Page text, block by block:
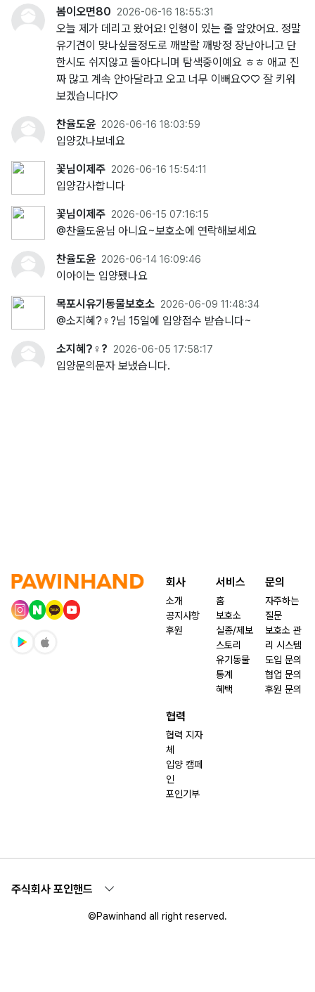
봄이오면80 2026-06-16 18:55:31
오늘 제가 데리고 왔어요! 인형이 있는 줄 알았어요. 정말
유기견이 맞나싶을정도로 깨발랄 깨방정 장난아니고 단
한시도 쉬지않고 돌아다니며 탐색중이예요 ㅎㅎ 애교 진
짜 많고 계속 안아달라고 오고 너무 이뻐요♡♡ 잘 키워
보겠습니다!♡
찬율도윤 2026-06-16 18:03:59
입양갔나보네요
꽃님이제주 2026-06-16 15:54:11
입양감사합니다
꽃님이제주 2026-06-15 07:16:15
@찬율도윤님 아니요~보호소에 연락해보세요
찬율도윤 2026-06-14 16:09:46
이아이는 입양됐나요
목포시유기동물보호소 2026-06-09 11:48:34
@소지혜?‍♀?님 15일에 입양접수 받습니다~
소지혜?‍♀? 2026-06-05 17:58:17
입양문의문자 보냈습니다.
회사
소개
공지사항
후원
서비스
홈
보호소
실종/제보
스토리
유기동물
통계
혜택
문의
자주하는
질문
보호소 관
리 시스템
도입 문의
협업 문의
후원 문의
협력
협력 지자
체
입양 캠페
인
포인기부
주식회사 포인핸드
©Pawinhand all right reserved.